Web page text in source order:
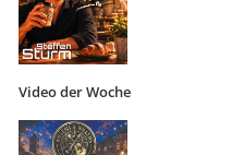
Video der Woche